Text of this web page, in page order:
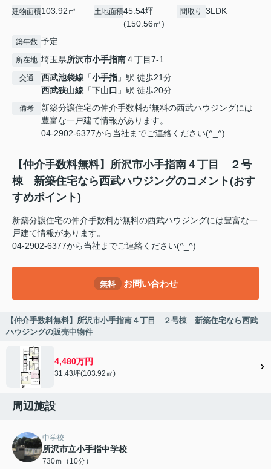
建物面積103.92㎡ 土地面積45.54坪
(150.56㎡)
間取り 3LDK
築年数 予定
所在地 埼玉県所沢市小手指南４丁目7-1
交通 西武池袋線 「小手指 」駅 徒歩21分
西武狭山線 「下山口 」駅 徒歩20分
備考
新築分譲住宅の仲介手数料が無料の西武ハウジングには
豊富な一戸建て情報があります。
04-2902-6377から当社までご連絡ください(^_^)
【仲介手数料無料】所沢市小手指南４丁目 ２号
棟 新築住宅なら西武ハウジングのコメント(おす
すめポイント)
新築分譲住宅の仲介手数料が無料の西武ハウジングには豊富な一
戸建て情報があります。
04-2902-6377から当社までご連絡ください(^_^)
無料 お問い合わせ
【仲介手数料無料】所沢市小手指南４丁目 ２号棟 新築住宅なら西武
ハウジングの販売中物件
4,480万円
31.43坪(103.92㎡)
周辺施設
中学校
所沢市立小手指中学校
730ｍ（10分）